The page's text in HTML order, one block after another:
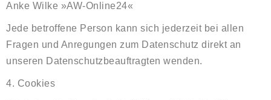
Anke Wilke »AW-Online24«
Jede betroffene Person kann sich jederzeit bei allen
Fragen und Anregungen zum Datenschutz direkt an
unseren Datenschutzbeauftragten wenden.
4. Cookies